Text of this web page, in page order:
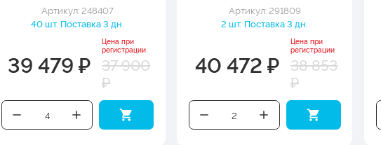
Артикул: 248407
40 шт. Поставка 3 дн.
39 479 ₽
Цена при
регистрации
37 900
₽
Артикул: 291809
2 шт. Поставка 3 дн.
40 472 ₽
Цена при
регистрации
38 853
₽